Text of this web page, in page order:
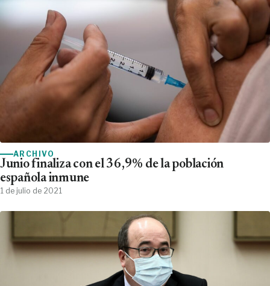
ARCHIVO
Junio finaliza con el 36,9% de la población
española inmune
1 de julio de 2021